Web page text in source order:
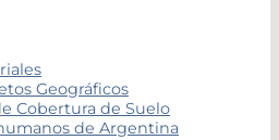
Geográficos
Cobertura de Suelo
de Argentina